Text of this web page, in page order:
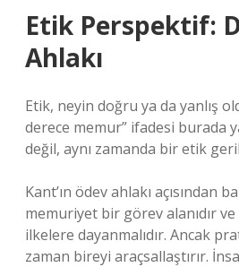
Etik Perspektif:
Ahlakı
Etik, neyin doğru ya da yanlış
derece memur” ifadesi burada
değil, aynı zamanda bir etik
Kant’ın ödev ahlakı açısından
memuriyet bir görev alanıdır
ilkelere dayanmalıdır. Ancak
zaman bireyi araçsallaştırır.